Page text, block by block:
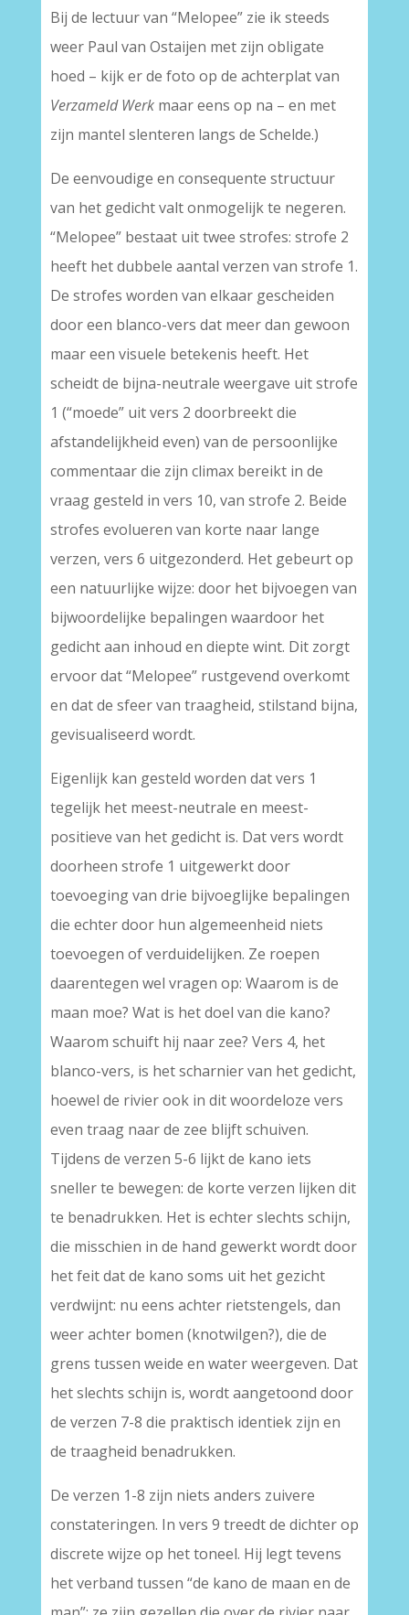
Bij de lectuur van “Melopee” zie ik steeds
weer Paul van Ostaijen met zijn obligate
hoed – kijk er de foto op de achterplat van
Verzameld Werkmaar eens op na – en met
zijn mantel slenteren langs de Schelde.)
De eenvoudige en consequente structuur
van het gedicht valt onmogelijk te negeren.
“Melopee” bestaat uit twee strofes: strofe 2
heeft het dubbele aantal verzen van strofe 1.
De strofes worden van elkaar gescheiden
door een blanco-vers dat meer dan gewoon
maar een visuele betekenis heeft. Het
scheidt de bijna-neutrale weergave uit strofe
1 (“moede” uit vers 2 doorbreekt die
afstandelijkheid even) van de persoonlijke
commentaar die zijn climax bereikt in de
vraag gesteld in vers 10, van strofe 2. Beide
strofes evolueren van korte naar lange
verzen, vers 6 uitgezonderd. Het gebeurt op
een natuurlijke wijze: door het bijvoegen van
bijwoordelijke bepalingen waardoor het
gedicht aan inhoud en diepte wint. Dit zorgt
ervoor dat “Melopee” rustgevend overkomt
en dat de sfeer van traagheid, stilstand bijna,
gevisualiseerd wordt.
Eigenlijk kan gesteld worden dat vers 1
tegelijk het meest-neutrale en meest-
positieve van het gedicht is. Dat vers wordt
doorheen strofe 1 uitgewerkt door
toevoeging van drie bijvoeglijke bepalingen
die echter door hun algemeenheid niets
toevoegen of verduidelijken. Ze roepen
daarentegen wel vragen op: Waarom is de
maan moe? Wat is het doel van die kano?
Waarom schuift hij naar zee? Vers 4, het
blanco-vers, is het scharnier van het gedicht,
hoewel de rivier ook in dit woordeloze vers
even traag naar de zee blijft schuiven.
Tijdens de verzen 5-6 lijkt de kano iets
sneller te bewegen: de korte verzen lijken dit
te benadrukken. Het is echter slechts schijn,
die misschien in de hand gewerkt wordt door
het feit dat de kano soms uit het gezicht
verdwijnt: nu eens achter rietstengels, dan
weer achter bomen (knotwilgen?), die de
grens tussen weide en water weergeven. Dat
het slechts schijn is, wordt aangetoond door
de verzen 7-8 die praktisch identiek zijn en
de traagheid benadrukken.
De verzen 1-8 zijn niets anders zuivere
constateringen. In vers 9 treedt de dichter op
discrete wijze op het toneel. Hij legt tevens
het verband tussen “de kano de maan en de